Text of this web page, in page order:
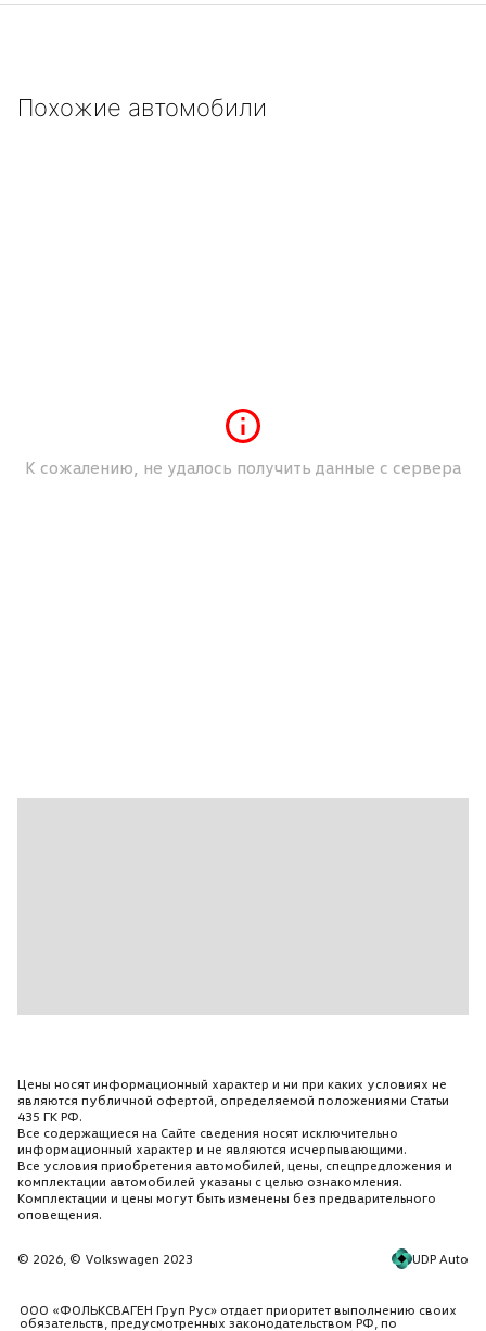
Гидроусилитель руля
Фронтальные подушки безопасности
Электростеклоподъемники передние
Похожие автомобили
К сожалению, не удалось получить данные с сервера
Цены носят информационный характер и ни при каких условиях не
являются публичной офертой, определяемой положениями Статьи
435 ГК РФ.
Все содержащиеся на Сайте сведения носят исключительно
информационный характер и не являются исчерпывающими.
Все условия приобретения автомобилей, цены, спецпредложения и
комплектации автомобилей указаны с целью ознакомления.
Комплектации и цены могут быть изменены без предварительного
оповещения.
© 2026, © Volkswagen 2023 UDP Auto
ООО «ФОЛЬКСВАГЕН Груп Рус» отдает приоритет выполнению своих
обязательств, предусмотренных законодательством РФ, по